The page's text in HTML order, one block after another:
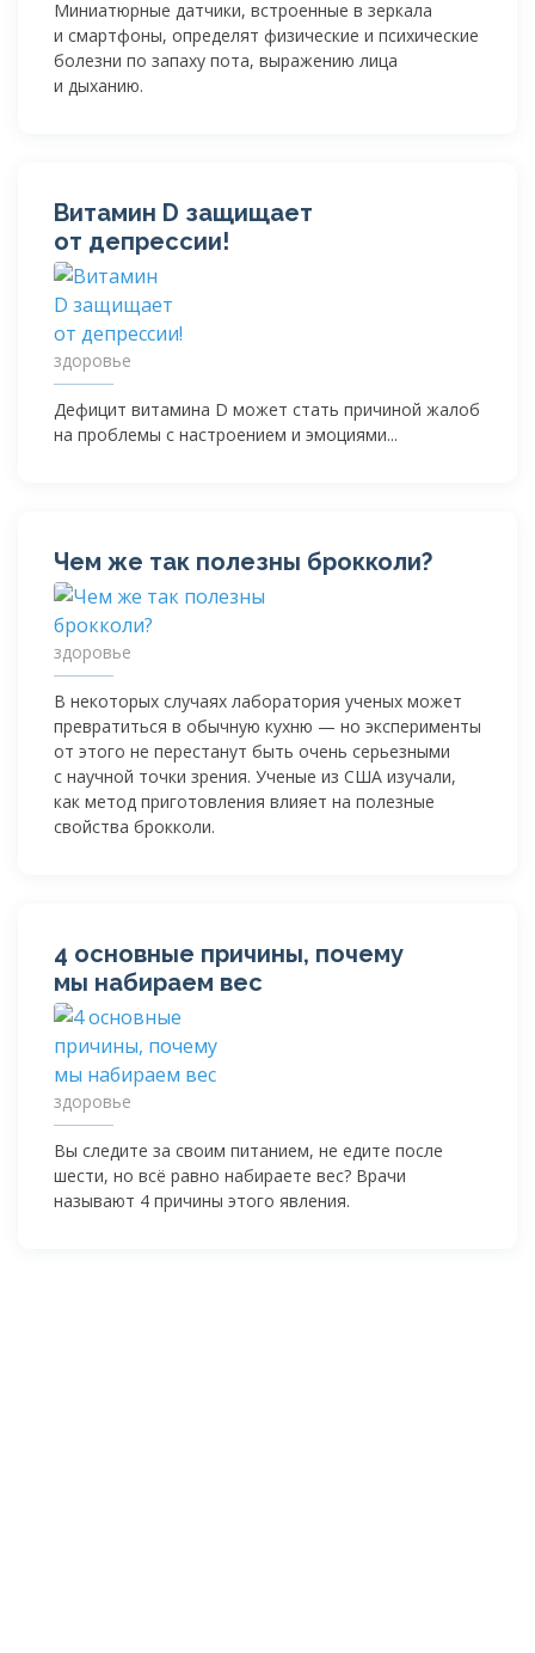
Миниатюрные датчики, встроенные в зеркала
и смартфоны, определят физические и психические
болезни по запаху пота, выражению лица
и дыханию.
Витамин D защищает
от депрессии!
здоровье
Дефицит витамина D может стать причиной жалоб
на проблемы с настроением и эмоциями...
Чем же так полезны брокколи?
здоровье
В некоторых случаях лаборатория ученых может
превратиться в обычную кухню — но эксперименты
от этого не перестанут быть очень серьезными
с научной точки зрения. Ученые из США изучали,
как метод приготовления влияет на полезные
свойства брокколи.
4 основные причины, почему
мы набираем вес
здоровье
Вы следите за своим питанием, не едите после
шести, но всё равно набираете вес? Врачи
называют 4 причины этого явления.